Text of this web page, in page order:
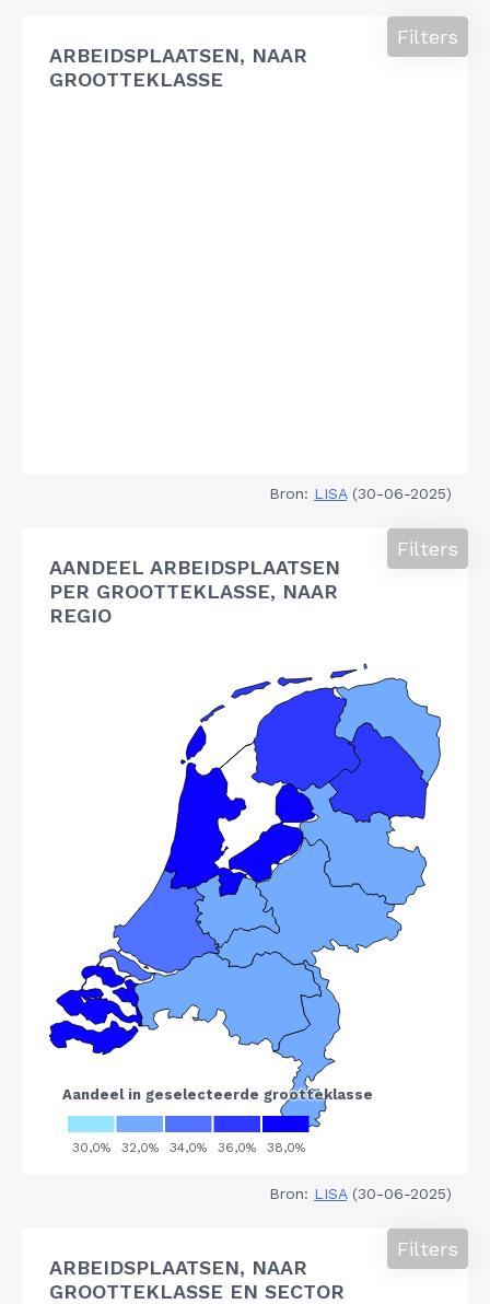
ARBEIDSPLAATSEN, NAAR
GROOTTEKLASSE
Filters
Bron: LISA(30-06-2025)
AANDEEL ARBEIDSPLAATSEN
PER GROOTTEKLASSE, NAAR
REGIO
Filters
Bron: LISA(30-06-2025)
ARBEIDSPLAATSEN, NAAR
GROOTTEKLASSE EN SECTOR
Filters